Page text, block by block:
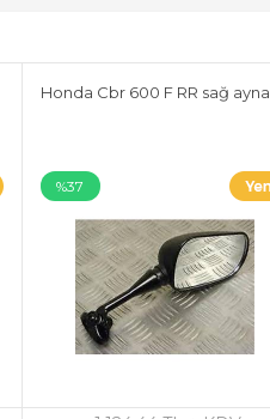
Honda Cbr 600 F RR sağ ayna
%37